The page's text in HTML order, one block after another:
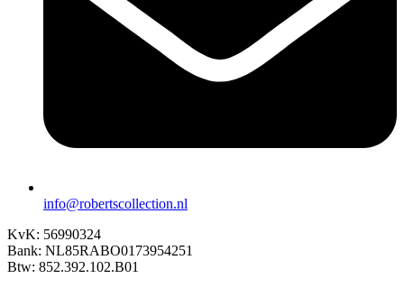
info@robertscollection.nl
KvK: 56990324
Bank: NL85RABO0173954251
Btw: 852.392.102.B01